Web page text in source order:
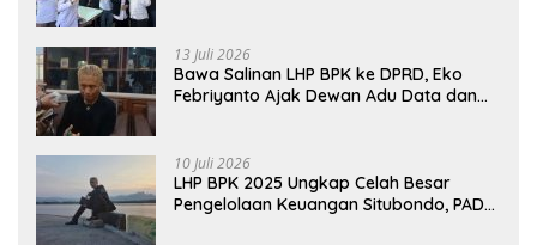
13 Juli 2026
Bawa Salinan LHP BPK ke DPRD, Eko
Febriyanto Ajak Dewan Adu Data dan
10 Juli 2026
LHP BPK 2025 Ungkap Celah Besar
Pengelolaan Keuangan Situbondo, PAD